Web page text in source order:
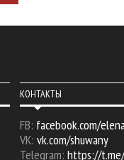
КОНТАКТЫ
FB: facebook.com/
VK: vk.com/shuwany
Telegram: https://t.me/